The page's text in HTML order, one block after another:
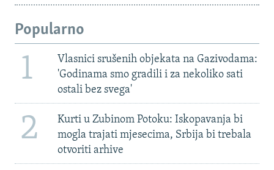
Popularno
1
Vlasnici srušenih objekata na Gazivodama:
'Godinama smo gradili i za nekoliko sati
ostali bez svega'
2
Kurti u Zubinom Potoku: Iskopavanja bi
mogla trajati mjesecima, Srbija bi trebala
otvoriti arhive